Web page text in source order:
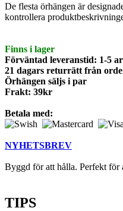
De flesta örhängen är
kontrollera
Finns i lager
Förväntad leveranstid: 1-5
21 dagars returrätt från
Örhängen säljs i par
Frakt: 39kr
Betala med:
NYHETSBREV
Byggd för att hålla. Perfekt för
TIPS